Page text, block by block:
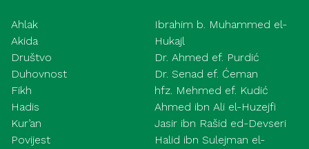
Ahlak
Akida
Društvo
Duhovnost
Fikh
Hadis
Kur’an
Povijest
Ibrahim b. Muhammed el-
Hukajl
Dr. Ahmed ef. Purdić
Dr. Senad ef. Ćeman
hfz. Mehmed ef. Kudić
Ahmed ibn Ali el-Huzejfi
Jasir ibn Rašid ed-Devseri
Halid ibn Sulejman el-